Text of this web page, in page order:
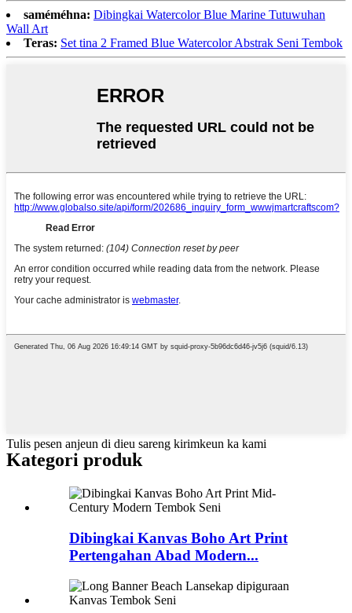
saméméhna: Dibingkai Watercolor Blue Marine Tutuwuhan
Wall Art
Teras: Set tina 2 Framed Blue Watercolor Abstrak Seni Tembok
Tulis pesen anjeun di dieu sareng kirimkeun ka kami
Kategori produk
Dibingkai Kanvas Boho Art Print
Pertengahan Abad Modern...